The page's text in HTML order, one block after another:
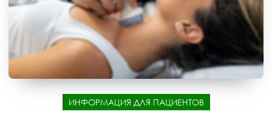
ИНФОРМАЦИЯ ДЛЯ ПАЦИЕНТОВ